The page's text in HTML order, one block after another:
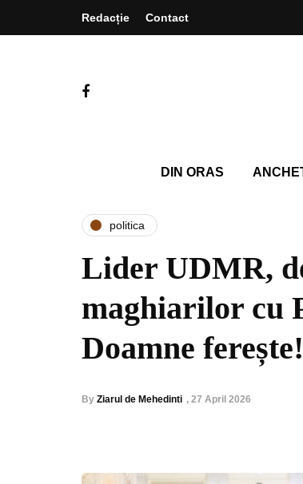
Redacție Contact
DIN ORAS
politica
Lider UDMR,
maghiarilor cu
Doamne ferește!
By Ziarul de Mehedinti , 27 April 2026